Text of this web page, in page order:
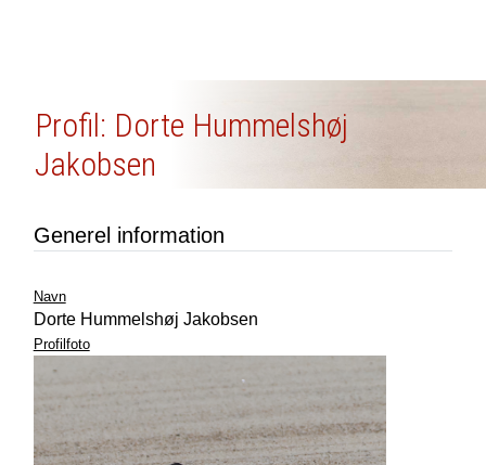
Profil: Dorte Hummelshøj
Jakobsen
Generel information
Navn
Dorte Hummelshøj Jakobsen
Profilfoto